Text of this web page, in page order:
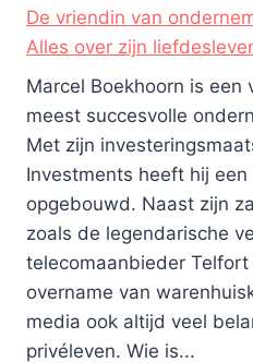
De vriendin van
Alles over zijn
Marcel Boekhoorn is een
meest succesvolle
Met zijn
Investments heeft hij
opgebouwd. Naast zijn
zoals de legendarische
telecomaanbieder
overname van
media ook altijd veel
privéleven. Wie is...